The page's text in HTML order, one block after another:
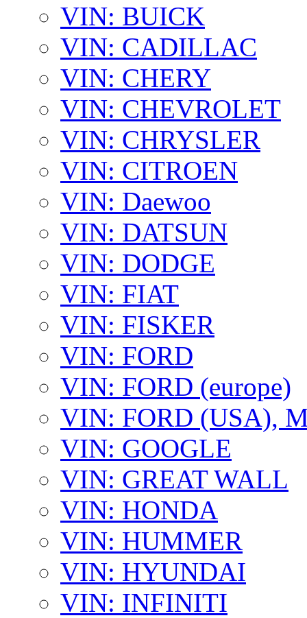
VIN: BUICK
VIN: CADILLAC
VIN: CHERY
VIN: CHEVROLET
VIN: CHRYSLER
VIN: CITROEN
VIN: Daewoo
VIN: DATSUN
VIN: DODGE
VIN: FIAT
VIN: FISKER
VIN: FORD
VIN: FORD (europe)
VIN: FORD (USA),
VIN: GOOGLE
VIN: GREAT WALL
VIN: HONDA
VIN: HUMMER
VIN: HYUNDAI
VIN: INFINITI